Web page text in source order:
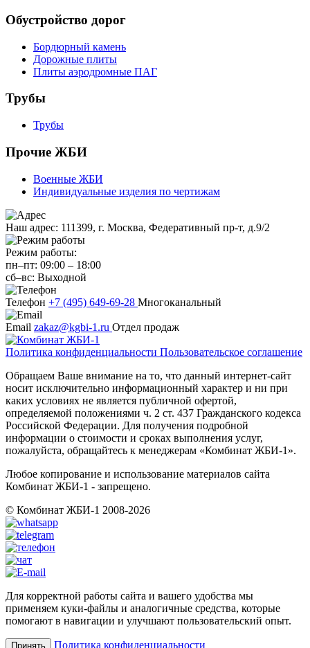
Обустройство дорог
Бордюрный камень
Дорожные плиты
Плиты аэродромные ПАГ
Трубы
Трубы
Прочие ЖБИ
Военные ЖБИ
Индивидуальные изделия по чертижам
Наш адрес: 111399, г. Москва, Федеративный пр-т, д.9/2
Режим работы:
пн–пт: 09:00 – 18:00
сб–вс: Выходной
Телефон +7 (495) 649-69-28 Многоканальный
Email zakaz@kgbi-1.ru Отдел продаж
Политика конфиденциальности Пользовательское соглашение
Обращаем Ваше внимание на то, что данный интернет-сайт
носит исключительно информационный характер и ни при
каких условиях не является публичной офертой,
определяемой положениями ч. 2 ст. 437 Гражданского кодекса
Российской Федерации. Для получения подробной
информации о стоимости и сроках выполнения услуг,
пожалуйста, обращайтесь к менеджерам «Комбинат ЖБИ-1».
Любое копирование и использование материалов сайта
Комбинат ЖБИ-1 - запрещено.
© Комбинат ЖБИ-1 2008-2026
Для корректной работы сайта и вашего удобства мы
применяем куки-файлы и аналогичные средства, которые
помогают в навигации и улучшают пользовательский опыт.
Принять Политика конфиденциальности